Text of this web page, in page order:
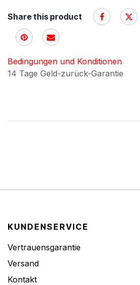
Share this product
Bedingungen und Konditionen
14 Tage Geld-zurück-Garantie
KUNDENSERVICE
Vertrauensgarantie
Versand
Kontakt